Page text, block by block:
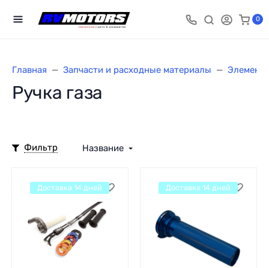
0
Главная Запчасти и расходные материалы
Ручка газа
Фильтр Название
Доставка 14 дней Доставка 14 дней